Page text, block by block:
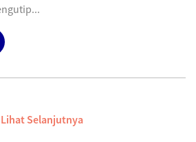
Lihat Selanjutnya